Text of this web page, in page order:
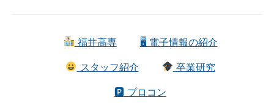
福井高専 🖥 電子情報の紹介
スタッフ紹介 卒業研究
🅿 プロコン